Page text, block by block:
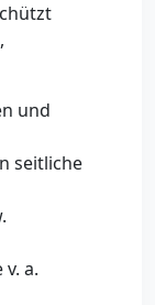
und
seitliche
a.